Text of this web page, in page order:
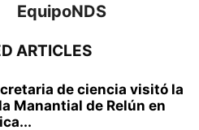
EquipoNDS
ARTICLES
de ciencia visitó la
Manantial de Relún en